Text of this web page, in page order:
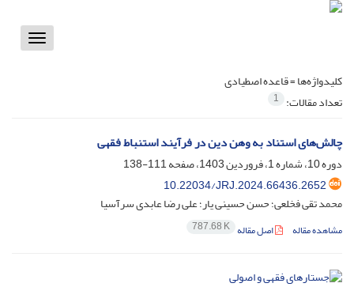
Toggle
کلیدواژه‌ها =قاعده اصطیادی
تعداد مقالات: 1
چالش‌های استناد به وهن دین در فرآیند استنباط فقهی
دوره 10، شماره 1، فروردین 1403، صفحه
111-138
10.22034/JRJ.2024.66436.2652
محمد تقی فخلعی؛ حسن حسینی یار؛ علی رضا عابدی سرآسیا
مشاهده مقاله اصل مقاله 787.68 K